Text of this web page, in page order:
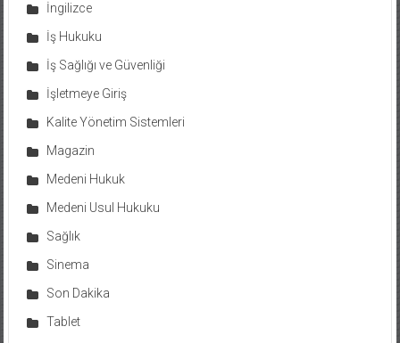
İngilizce
İş Hukuku
İş Sağlığı ve Güvenliği
İşletmeye Giriş
Kalite Yönetim Sistemleri
Magazin
Medeni Hukuk
Medeni Usul Hukuku
Sağlık
Sinema
Son Dakika
Tablet